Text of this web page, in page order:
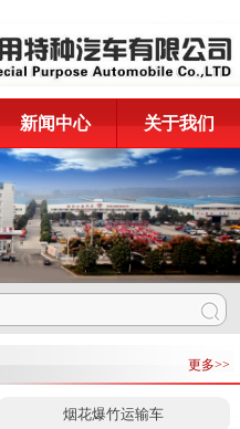
新闻中心 关于我们
更多>>
烟花爆竹运输车